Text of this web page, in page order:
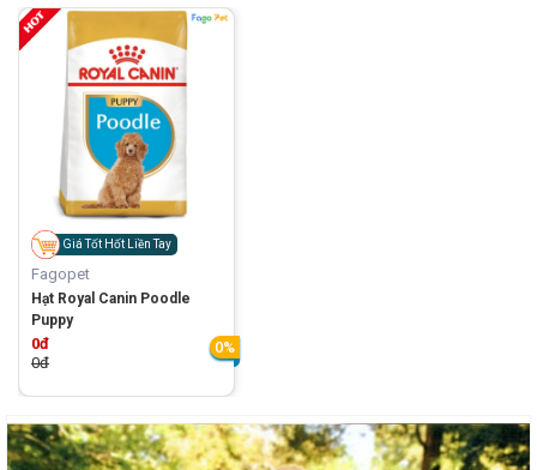
Giá Tốt Hốt Liền Tay
Fagopet
Hạt Royal Canin Poodle
Puppy
0đ
0đ
0%